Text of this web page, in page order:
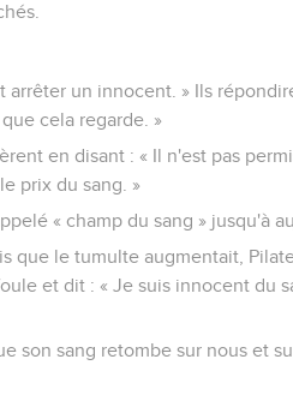
arrêter un innocent. » Ils
cela regarde. »
en disant : « Il n'est pas
prix du sang. »
« champ du sang » jusqu'à
que le tumulte augmentait,
et dit : « Je suis innocent du
son sang retombe sur nous et